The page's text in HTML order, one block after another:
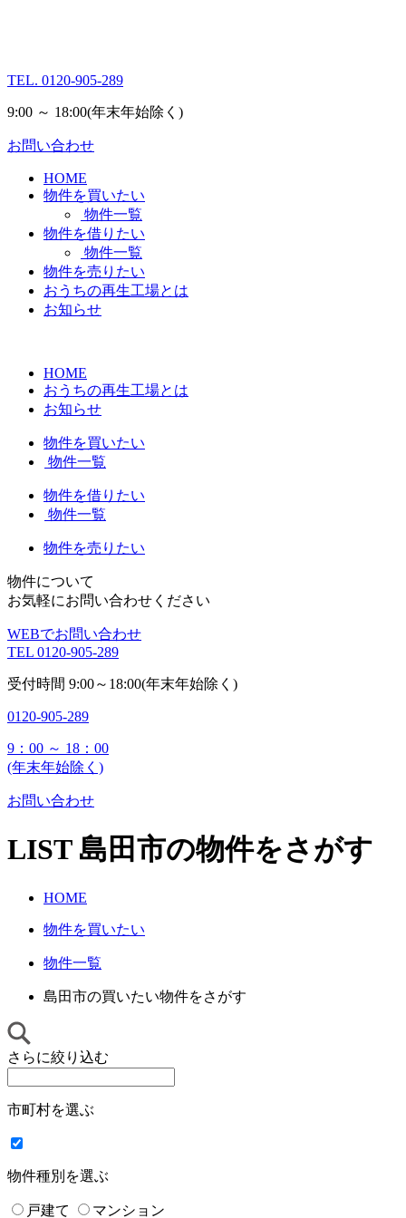
TEL. 0120-905-289
9:00 ～ 18:00(年末年始除く)
お問い合わせ
HOME
物件を買いたい
物件一覧
物件を借りたい
物件一覧
物件を売りたい
おうちの再生工場とは
お知らせ
HOME
おうちの再生工場とは
お知らせ
物件を買いたい
物件一覧
物件を借りたい
物件一覧
物件を売りたい
物件について
お気軽にお問い合わせください
WEBでお問い合わせ
TEL 0120-905-289
受付時間 9:00～18:00(年末年始除く)
0120-905-289
9：00 ～ 18：00
(年末年始除く)
お問い合わせ
LIST 島田市の物件をさがす
HOME
物件を買いたい
物件一覧
島田市の買いたい物件をさがす
さらに絞り込む
市町村を選ぶ
物件種別を選ぶ
戸建て マンション